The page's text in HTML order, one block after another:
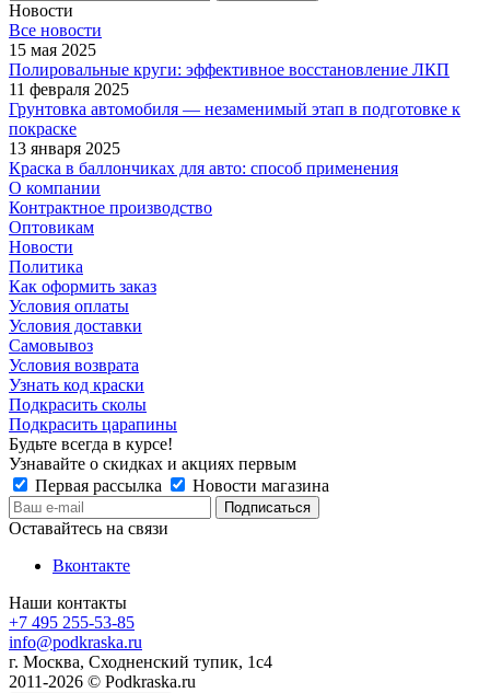
Новости
Все новости
15 мая 2025
Полировальные круги: эффективное восстановление ЛКП
11 февраля 2025
Грунтовка автомобиля — незаменимый этап в подготовке к
покраске
13 января 2025
Краска в баллончиках для авто: способ применения
О компании
Контрактное производство
Оптовикам
Новости
Политика
Как оформить заказ
Условия оплаты
Условия доставки
Самовывоз
Условия возврата
Узнать код краски
Подкрасить сколы
Подкрасить царапины
Будьте всегда в курсе!
Узнавайте о скидках и акциях первым
Первая рассылка
Новости магазина
Оставайтесь на связи
Вконтакте
Наши контакты
+7 495 255-53-85
info@podkraska.ru
г. Москва, Сходненский тупик, 1с4
2011-2026 © Podkraska.ru